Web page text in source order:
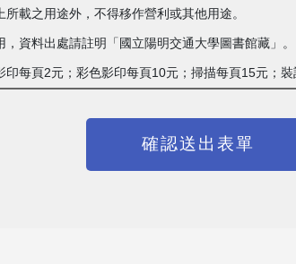
載之用途外，不得移作營利或其他用途。
資料出處請註明「國立陽明交通大學圖書館藏」。
每頁2元；彩色影印每頁10元；掃描每頁15元；裝